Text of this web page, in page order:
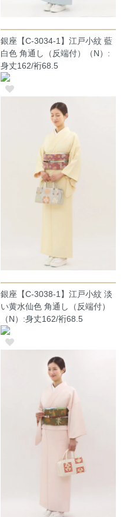
銀座【C-3034-1】江戸小紋 藍
白色 角通し（反端付）（N）:
身丈162/裄68.5
銀座【C-3038-1】江戸小紋 淡
い黄水仙色 角通し（反端付）
（N）:身丈162/裄68.5